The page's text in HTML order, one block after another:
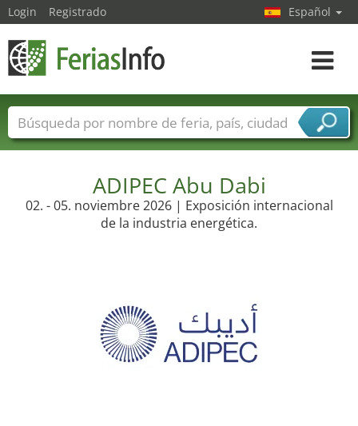
ADIPEC Abu Dabi
02. - 05. noviembre 2026 | Exposición internacional
de la industria energética.
Login Registrado Español
toggle
Nombres de ferias Países
Ciudades
Sectores de proveedor de servicios